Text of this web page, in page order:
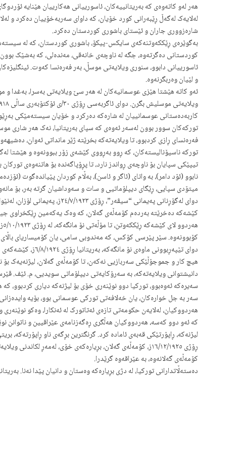
هەر لەو کاتەوەی کە بەریتانییەکان، ئاسورییانی هەکارییان هێنایە
لەلایەک لەگەڵ ڕێبەرانی کورد خۆیان، کە داوای سەربەخۆییان دەکرد و
شارەزووری جاران و ئێستای باشوری کوردستان دەکرد.
بەگوێرەی ڕێککەوتنەکەی سایکس-پیکۆ، باشوری کوردستان، کە لە
کوردستانی دەگرتەوە، جگە لە ناوچەی خانەقی، مەندەلی، کە بەشێک
ئاسورییانی دابوو، سنوری ویلایەتی موسڵ، بەر فەرەنسا کەوت.
و لێیان وەربگرنەوە.
ئەو کاتە هێشتا هێزی عوسمانیەکان لە هەر سێ ویلایەتی بەسرا، بەغدا
کاربەدەستانی عوسمانییان لە شارەکە دەرکرد و خۆیان سیستەمێکی
تورکەکان سوور بوون لەسەر ئەوەی کە سپای بەریتانیا، نەک هەر شاری
فەرەنسای ڕازی کردبوو، تا ویلایەتەکە بخرێتە ژێر مانداتی ئەوان،
تورکە ناسیۆنالیستەکان، کە ڕوو بەڕووی کێشەی زۆر ببوونەوە و هێشتا
تیپێکی سپایان بۆ ناوچەی ڕواندز نارد، تا پڕۆپاگەندە بۆ هاتنەوەی
میتۆدی سپایی، ڕێگای دیپلۆماتیی و سات و سەوداشیان گرتە بەر، بۆ
دوای لەگۆڕنانی پەیمانی
کێشەکە دەخرێتە بەردەم کۆمەڵەی گەلان، کە وەک یەکەمین ڕێکخراوی
کۆبوونەوە. سێر پێرسی کۆکس، کە مەندوبی سامی، یان کۆمیساریای باڵای
دوای
هیچ کار و جموجۆڵێکی سەربازیی نەکەن، تا کۆمەڵەی گەلان، لیژنەیەک
دانیشتوانی ویلایەتەکە، بە سەرۆکایەتی دیپلۆماتی سویدیی، م. ئێف.
سەیرەکە ئەوەبوو، تورکیا دوو نوێنەری خۆی بۆ لیژنەکە دیاری
سەر بە جل خوارەکان، یان خەلافەتی تورکی عوسمانی بوو، بۆیە
کە ئەو دوو کەسە، هەردووکیان هەڵگری ڕەگەزنامەی عێراقیین و ناتوانن
لیژنەکە، ڕاپۆرتێکی قەبەی ئامادە کرد. گرنگترین بڕگەی ناو ڕاپۆرتەکە،
ڕۆژی ١٦/١٢/١٩٢٥ز، کۆمەڵەی گەلان، بڕیارەکەی خۆی، لەمەڕ
کۆمەڵەی گەلانەوە، بە عێراقەوە گرێدرا.